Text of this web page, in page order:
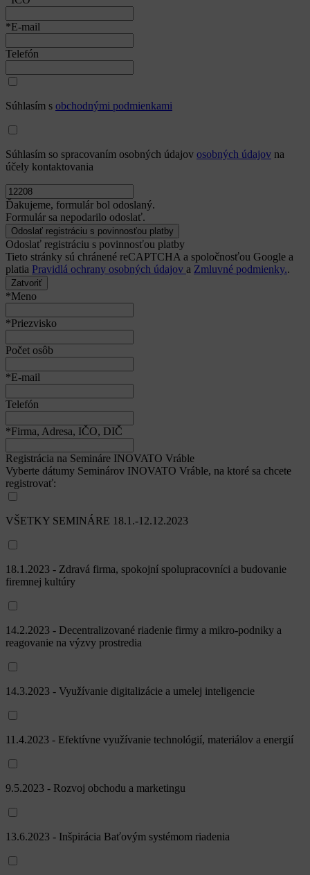
*E-mail
Telefón
Súhlasím s obchodnými podmienkami
Súhlasím so spracovaním osobných údajov osobných údajov na
účely kontaktovania
Ďakujeme, formulár bol odoslaný.
Formulár sa nepodarilo odoslať.
Odoslať registráciu s povinnosťou platby
Tieto stránky sú chránené reCAPTCHA a spoločnosťou Google a
platia Pravidlá ochrany osobných údajov a Zmluvné podmienky..
Zatvoriť
*Meno
*Priezvisko
Počet osôb
*E-mail
Telefón
*Firma, Adresa, IČO, DIČ
Registrácia na Semináre INOVATO Vráble
Vyberte dátumy Seminárov INOVATO Vráble, na ktoré sa chcete
registrovať:
VŠETKY SEMINÁRE 18.1.-12.12.2023
18.1.2023 - Zdravá firma, spokojní spolupracovníci a budovanie
firemnej kultúry
14.2.2023 - Decentralizované riadenie firmy a mikro-podniky a
reagovanie na výzvy prostredia
14.3.2023 - Využívanie digitalizácie a umelej inteligencie
11.4.2023 - Efektívne využívanie technológií, materiálov a energií
9.5.2023 - Rozvoj obchodu a marketingu
13.6.2023 - Inšpirácia Baťovým systémom riadenia